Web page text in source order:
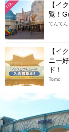
TDL
【イ
覧！
てんてん
【イ
ニー
ド！
Tomo